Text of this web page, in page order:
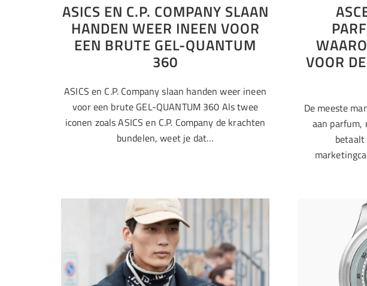
ASICS EN C.P. COMPANY SLAAN
HANDEN WEER INEEN VOOR
EEN BRUTE GEL-QUANTUM
360
ASICS en C.P. Company slaan handen weer ineen
voor een brute GEL-QUANTUM 360 Als twee
iconen zoals ASICS en C.P. Company de krachten
bundelen, weet je dat…
VOOR
De meeste
aan parfum,
betaalt